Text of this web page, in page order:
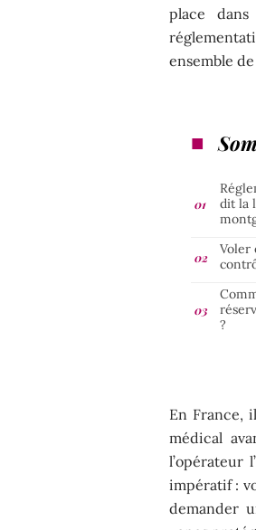
place
ensemble
dit la
Voler
?
En France,
médical
l’opérateur
impératif :
demander